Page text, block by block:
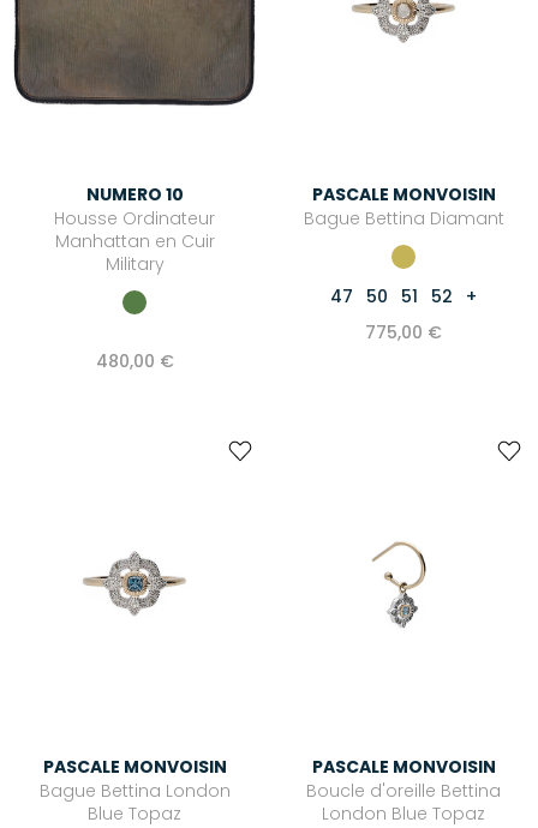
NUMERO 10
Housse Ordinateur
Manhattan en Cuir
Military
480,00 €
PASCALE MONVOISIN
Bague Bettina Diamant
47 50 51 52
+
775,00 €
PASCALE MONVOISIN
Bague Bettina London
Blue Topaz
PASCALE MONVOISIN
Boucle d'oreille Bettina
London Blue Topaz